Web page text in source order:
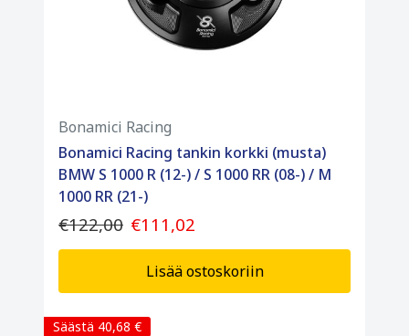
Bonamici Racing
Bonamici Racing tankin korkki (musta)
BMW S 1000 R (12-) / S 1000 RR (08-) / M
1000 RR (21-)
€122,00 €111,02
Lisää ostoskoriin
Säästä 40,68 €